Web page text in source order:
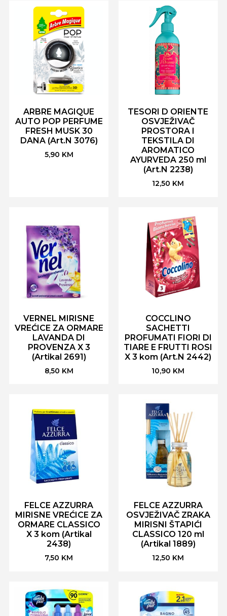
ARBRE MAGIQUE
AUTO POP PERFUME
FRESH MUSK 30
DANA (Art.N 3076)
5,90 KM
TESORI D ORIENTE
OSVJEŽIVAČ
PROSTORA I
TEKSTILA DI
AROMATICO
AYURVEDA 250 ml
(Art.N 2238)
12,50 KM
VERNEL MIRISNE
VREĆICE ZA ORMARE
LAVANDA DI
PROVENZA X 3
(Artikal 2691)
8,50 KM
COCCLINO
SACHETTI
PROFUMATI FIORI DI
TIARE E FRUTTI ROSI
X 3 kom (Art.N 2442)
10,90 KM
FELCE AZZURRA
MIRISNE VREĆICE ZA
ORMARE CLASSICO
X 3 kom (Artikal
2438)
7,50 KM
FELCE AZZURRA
OSVJEŽIVAČ ZRAKA
MIRISNI ŠTAPIĆI
CLASSICO 120 ml
(Artikal 1889)
12,50 KM